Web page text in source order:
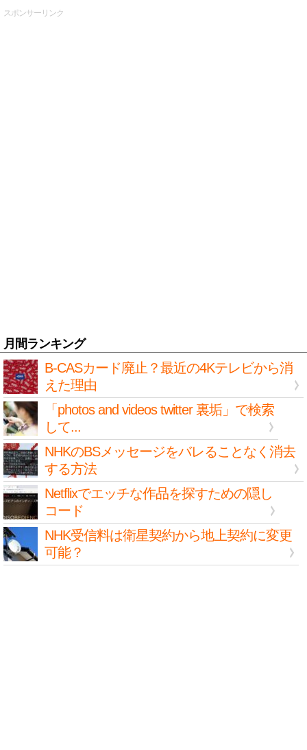
スポンサーリンク
月間ランキング
B-CASカード廃止？最近の4Kテレビから消
えた理由
「photos and videos twitter 裏垢」で検索
して...
NHKのBSメッセージをバレることなく消去
する方法
Netflixでエッチな作品を探すための隠し
コード
NHK受信料は衛星契約から地上契約に変更
可能？